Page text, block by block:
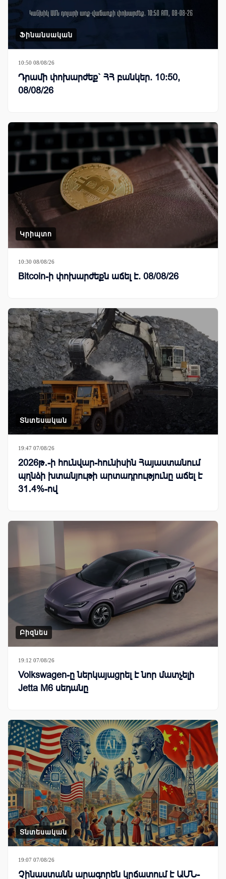
Ֆինանսական
10:50 08/08/26
Դրամի փոխարժեք` ՀՀ բանկեր. 10:50,
08/08/26
Կրիպտո
10:30 08/08/26
Bitcoin-ի փոխարժեքն աճել է. 08/08/26
Տնտեսական
19:47 07/08/26
2026թ․-ի հունվար-հունիսին Հայաստանում
պղնձի խտանյութի արտադրությունը աճել է
31․4%-ով
Բիզնես
19:12 07/08/26
Volkswagen-ը ներկայացրել է նոր մատչելի
Jetta M6 սեդանը
Տնտեսական
19:07 07/08/26
Չինաստանն արագորեն կրճատում է ԱՄՆ-